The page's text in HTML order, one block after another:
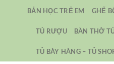
BẢN HỌC TRẺ EM GHẾ
TỦ RƯỢU BÀN THỜ
TỦ BÀY HÀNG – TỦ